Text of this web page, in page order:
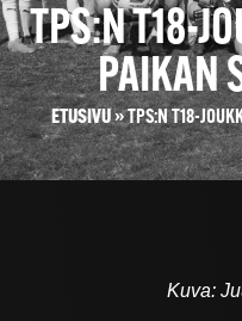
TPS:N T18-
PAIKAN
ETUSIVU»TPS:N T18-
Kuva: